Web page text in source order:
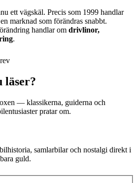
ett vägskäl. Precis som 1999 handlar
marknad som förändras snabbt.
handlar om drivlinor,
.
läser?
— klassikerna, guiderna och
pratar om.
samlarbilar och nostalgi direkt i
guld.